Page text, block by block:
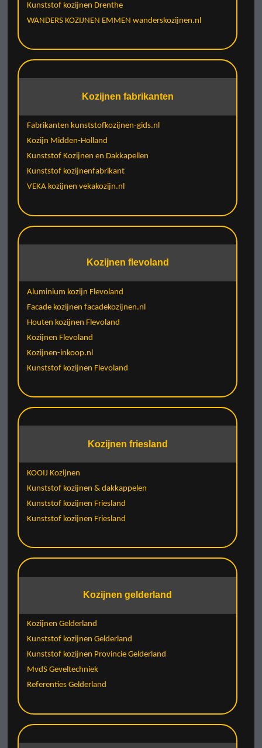
Kunststof kozijnen Drenthe
WANDERS KOZIJNEN EMMEN wanderskozijnen.nl
Kozijnen fabrikanten
Fabrikanten kunststofkozijnen-gids.nl
Kozijn Midden-Holland
Kunststof Kozijnen en Dakkapellen
Kunststof kozijnenfabrikant
VEKA kozijnen vekakozijn.nl
Kozijnen flevoland
Aluminium kozijn Flevoland
Facade kozijnen facadekozijnen.nl
Houten kozijnen Flevoland
Kozijnen Flevoland
Kozijnen-inkoop.nl
Kunststof kozijnen Flevoland
Kozijnen friesland
KOOIJ Kozijnen
Kunststof kozijnen & dakkappelen
Kunststof kozijnen Friesland
Kunststof kozijnen Friesland
Kozijnen gelderland
Kozijnen Gelderland
Kunststof kozijnen Gelderland
Kunststof kozijnen Provincie Gelderland
MvdS Geveltechniek
Referenties Gelderland